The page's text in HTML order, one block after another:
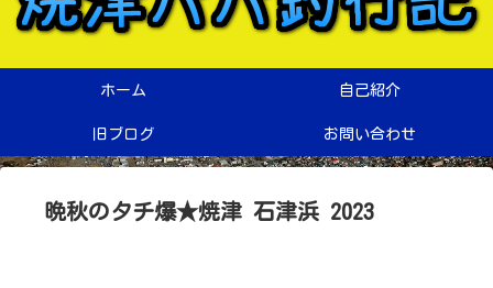
ホーム 自己紹介
旧ブログ お問い合わせ
晩秋のタチ爆★焼津 石津浜 2023